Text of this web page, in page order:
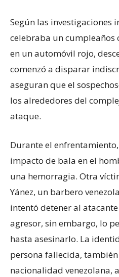
Según las investigaciones
celebraba un cumpleaños
en un automóvil rojo,
comenzó a disparar
aseguran que el
los alrededores del
ataque.
Durante el
impacto de bala en el
una hemorragia. Otra
Yánez, un barbero
intentó detener al
agresor, sin embargo, lo
hasta asesinarlo. La
persona fallecida,
nacionalidad venezolana,